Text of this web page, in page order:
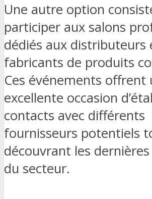
Une autre option
participer aux salons
dédiés aux distributeurs
fabricants de produits
Ces événements offrent
excellente occasion
contacts avec différents
fournisseurs potentiels
découvrant les
du secteur.